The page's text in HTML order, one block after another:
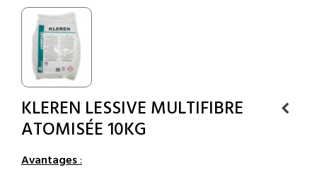
KLEREN LESSIVE MULTIFIBRE
ATOMISÉE 10KG
Avantages: